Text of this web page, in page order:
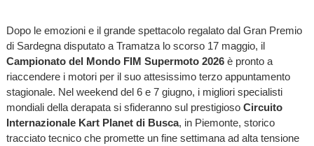
Dopo le emozioni e il grande spettacolo regalato dal Gran Premio
di Sardegna disputato a Tramatza lo scorso 17 maggio, il
Campionato del Mondo FIM Supermoto 2026è pronto a
riaccendere i motori per il suo attesissimo terzo appuntamento
stagionale. Nel weekend del 6 e 7 giugno, i migliori specialisti
mondiali della derapata si sfideranno sul prestigioso Circuito
Internazionale Kart Planet di Busca, in Piemonte, storico
tracciato tecnico che promette un fine settimana ad alta tensione